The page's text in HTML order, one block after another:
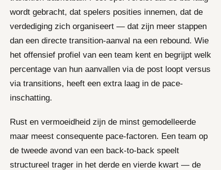
wordt gebracht, dat spelers posities innemen, dat de
verdediging zich organiseert — dat zijn meer stappen
dan een directe transition-aanval na een rebound. Wie
het offensief profiel van een team kent en begrijpt welk
percentage van hun aanvallen via de post loopt versus
via transitions, heeft een extra laag in de pace-
inschatting.
Rust en vermoeidheid zijn de minst gemodelleerde
maar meest consequente pace-factoren. Een team op
de tweede avond van een back-to-back speelt
structureel trager in het derde en vierde kwart — de